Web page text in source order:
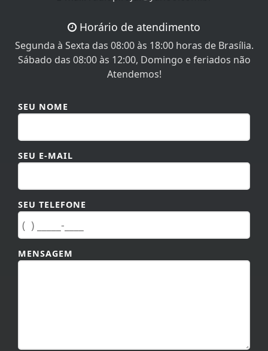
Segunda à Sexta das 08:00 às 18:00 horas de Brasília.
Sábado das 08:00 às 12:00, Domingo e feriados não
Atendemos!
SEU E-MAIL
SEU TELEFONE
MENSAGEM